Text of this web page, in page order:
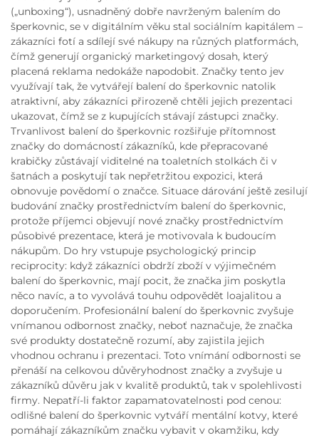
(„unboxing“), usnadněný dobře navrženým balením do
šperkovnic, se v digitálním věku stal sociálním kapitálem –
zákazníci fotí a sdílejí své nákupy na různých platformách,
čímž generují organický marketingový dosah, který
placená reklama nedokáže napodobit. Značky tento jev
využívají tak, že vytvářejí balení do šperkovnic natolik
atraktivní, aby zákazníci přirozeně chtěli jejich prezentaci
ukazovat, čímž se z kupujících stávají zástupci značky.
Trvanlivost balení do šperkovnic rozšiřuje přítomnost
značky do domácností zákazníků, kde přepracované
krabičky zůstávají viditelné na toaletních stolkách či v
šatnách a poskytují tak nepřetržitou expozici, která
obnovuje povědomí o značce. Situace dárování ještě zesilují
budování značky prostřednictvím balení do šperkovnic,
protože příjemci objevují nové značky prostřednictvím
působivé prezentace, která je motivovala k budoucím
nákupům. Do hry vstupuje psychologický princip
reciprocity: když zákazníci obdrží zboží v výjimečném
balení do šperkovnic, mají pocit, že značka jim poskytla
něco navíc, a to vyvolává touhu odpovědět loajalitou a
doporučením. Profesionální balení do šperkovnic zvyšuje
vnímanou odbornost značky, neboť naznačuje, že značka
své produkty dostatečně rozumí, aby zajistila jejich
vhodnou ochranu i prezentaci. Toto vnímání odbornosti se
přenáší na celkovou důvěryhodnost značky a zvyšuje u
zákazníků důvěru jak v kvalitě produktů, tak v spolehlivosti
firmy. Nepatří-li faktor zapamatovatelnosti pod cenou:
odlišné balení do šperkovnic vytváří mentální kotvy, které
pomáhají zákazníkům značku vybavit v okamžiku, kdy